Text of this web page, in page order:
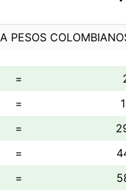
PESOS
=
=
=
=
=